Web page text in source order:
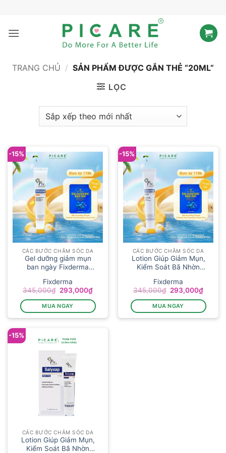
nội
TRANG CHỦ / SẢN PHẨM ĐƯỢC GẮN THẺ “20ML”
LỌC
-15%
CÁC BƯỚC CHĂM SÓC DA
Gel dưỡng giảm mụn
ban ngày Fixderma
Fixderma
345,000₫ Giá
là:
345,000₫.
293,000₫Giá
tại
là:
293,000₫.
MUA NGAY
-15%
CÁC BƯỚC CHĂM SÓC DA
Lotion Giúp Giảm Mụn,
Kiểm Soát Bã Nhờn
Fixderma
345,000₫ Giá
là:
345,000₫.
293,000₫Giá
tại
là:
MUA NGAY
-15%
CÁC BƯỚC CHĂM SÓC DA
Lotion Giúp Giảm Mụn,
Kiểm Soát Bã Nhờn